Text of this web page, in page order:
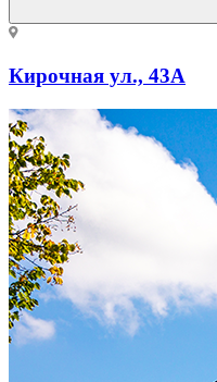
Кирочная ул., 43А